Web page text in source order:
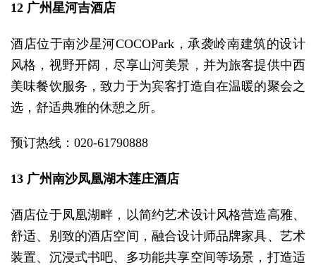
12 广州星河吉酒店
酒店位于南沙星河COCOPark，承袭岭南建筑的设计
风格，视野开阔，尽享山河美景，并为旅客提供中西
美味餐饮服务，致力于为宾客打造自在温暖的聚会之
选，舒适典雅的休憩之所。
预订热线：020-61790888
13 广州南沙凤凰湖木莲庄酒店
酒店位于凤凰湖畔，以简约艺术设计风格营造高雅、
舒适、别致的酒店空间，融合设计师品牌家具、艺术
装置、沉浸式书吧、多功能共享空间等场景，打造适